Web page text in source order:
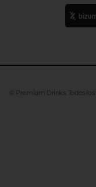
© Premium Drinks. Todos